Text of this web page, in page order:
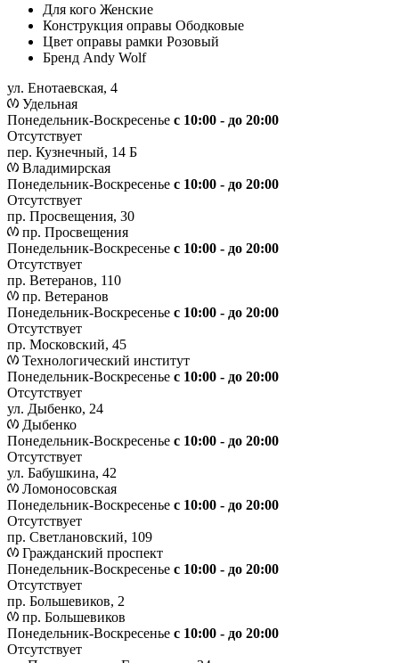
Для кого Женские
Конструкция оправы Ободковые
Цвет оправы рамки Розовый
Бренд Andy Wolf
ул. Енотаевская, 4
Удельная
Понедельник-Воскресенье с 10:00 - до 20:00
Отсутствует
пер. Кузнечный, 14 Б
Владимирская
Понедельник-Воскресенье с 10:00 - до 20:00
Отсутствует
пр. Просвещения, 30
пр. Просвещения
Понедельник-Воскресенье c 10:00 - до 20:00
Отсутствует
пр. Ветеранов, 110
пр. Ветеранов
Понедельник-Воскресенье с 10:00 - до 20:00
Отсутствует
пр. Московский, 45
Технологический институт
Понедельник-Воскресенье с 10:00 - до 20:00
Отсутствует
ул. Дыбенко, 24
Дыбенко
Понедельник-Воскресенье с 10:00 - до 20:00
Отсутствует
ул. Бабушкина, 42
Ломоносовская
Понедельник-Воскресенье с 10:00 - до 20:00
Отсутствует
пр. Светлановский, 109
Гражданский проспект
Понедельник-Воскресенье с 10:00 - до 20:00
Отсутствует
пр. Большевиков, 2
пр. Большевиков
Понедельник-Воскресенье с 10:00 - до 20:00
Отсутствует